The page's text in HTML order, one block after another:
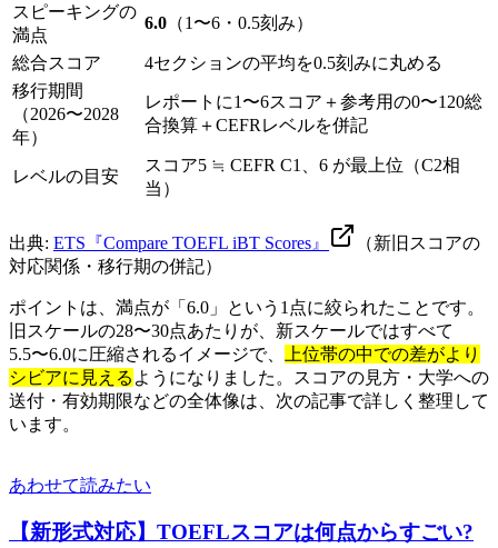
スピーキングの
満点
6.0 （1〜6・0.5刻み）
総合スコア
4セクションの平均を0.5刻みに丸める
移行期間
（2026〜2028
年）
レポートに1〜6スコア＋参考用の0〜120総
合換算＋CEFRレベルを併記
レベルの目安
スコア5 ≒ CEFR C1、6 が最上位（C2相
当）
出典: ETS『Compare TOEFL iBT Scores』
（新旧スコアの
対応関係・移行期の併記）
ポイントは、満点が「6.0」という1点に絞られたことです。
旧スケールの28〜30点あたりが、新スケールではすべて
5.5〜6.0に圧縮されるイメージで、
上位帯の中での差がより
シビアに見える ようになりました。スコアの見方・大学への
送付・有効期限などの全体像は、次の記事で詳しく整理して
います。
あわせて読みたい
【新形式対応】TOEFLスコアは何点からすごい?